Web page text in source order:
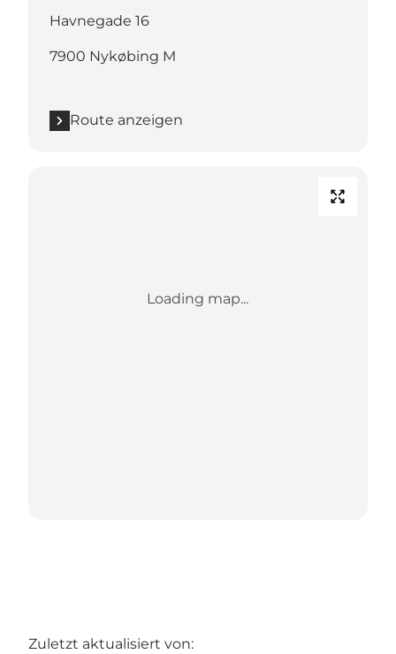
Havnegade 16
7900 Nykøbing M
Route anzeigen
Loading map...
Zuletzt aktualisiert von: